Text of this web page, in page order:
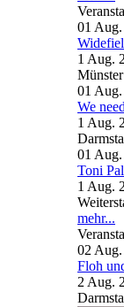
01 Aug.
1 Aug.
01 Aug.
We
1 Aug.
01 Aug.
Toni
1 Aug.
mehr...
02 Aug.
Floh
2 Aug.